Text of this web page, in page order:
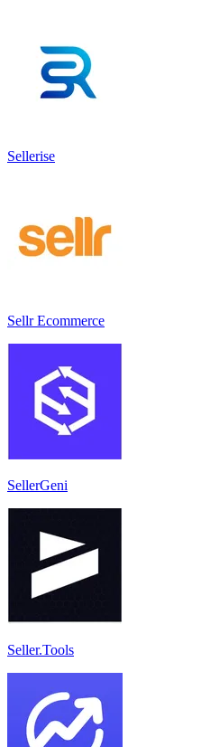
Sellerise
Sellr Ecommerce
SellerGeni
Seller.Tools